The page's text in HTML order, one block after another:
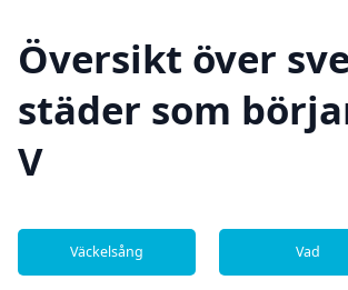
Översikt över
städer som
V
Väckelsång Vad